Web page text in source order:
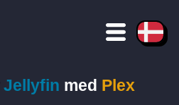
Jellyfin med Plex